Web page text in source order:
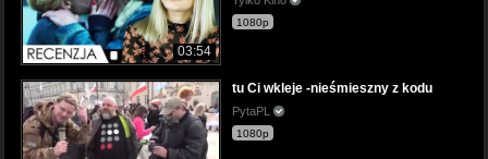
03:54
1080p
tu Ci wkleje -nieśmieszny z kodu
PytaPL
1080p